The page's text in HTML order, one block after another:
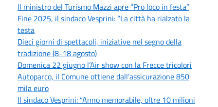
Il ministro del Turismo Mazzi apre “Pro loco in festa”
Fine 2025, il sindaco Vesprini: “La città ha rialzato la
testa
Dieci giorni di spettacoli, iniziative nel segno della
tradizione (8-18 agosto)
Domenica 22 giugno l’Air show con la Frecce tricolori
Autoparco, il Comune ottiene dall’assicurazione 850
mila euro
Il sindaco Vesprini: “Anno memorabile, oltre 10 milioni